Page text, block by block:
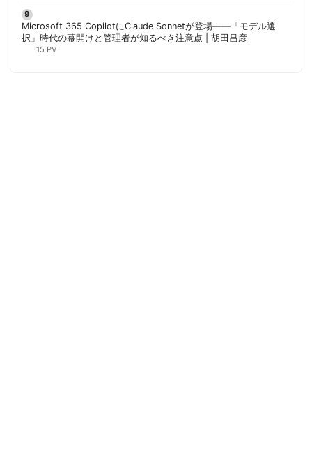
Microsoft 365 CopilotにClaude Sonnetが登場——「モデル選
択」時代の幕開けと管理者が知るべき注意点 | 胡田昌彦
15 PV